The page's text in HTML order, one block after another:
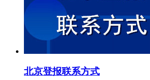
北京登报联系方式